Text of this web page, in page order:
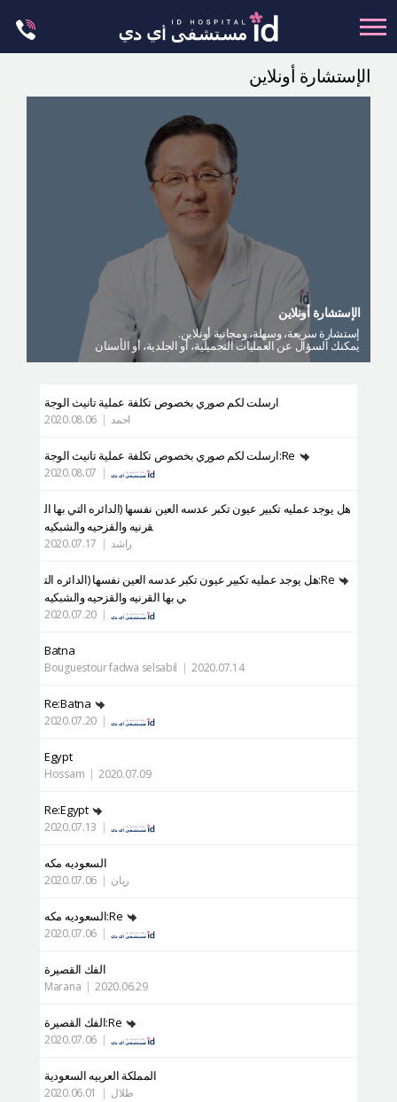
to
content
العمليات البسيطة
العيادة الجلدية
التقييم بصور السيلفي
الإستشارة أونلاين
الإستشارة أونلاين
إستشارة سريعة، وسهلة، ومجانية أونلاين.
يمكنك السؤال عن العمليات التجميلية، أو الجلدية، أو الأسنان
ارسلت لكم صوري بخصوص تكلفة عملية تانيث الوجة
احمد |
2020.08.06
|
2020.08.07
هل يوجد عمليه تكبير عيون تكبر عدسه العين نفسها (الدائره التي بها ال
قرنيه والقزحيه والشبكيه
راشد |
2020.07.17
Re:هل يوجد عمليه تكبير عيون تكبر عدسه العين نفسها (الدائره الت
ي بها القرنيه والقزحيه والشبكيه
|
2020.07.20
Batna
Bouguestour fadwa selsabil | 2020.07.14
|
2020.07.20
Egypt
Hossam | 2020.07.09
Re:Egypt
|
2020.07.13
السعوديه مكه
ريان |
2020.07.06
|
2020.07.06
الفك القصيرة
Marana | 2020.06.29
|
2020.07.06
المملكة العربيه السعودية
طلال |
2020.06.01